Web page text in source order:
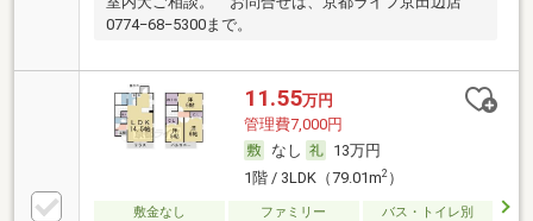
0774−68−5300まで。
11.55万円
管理費7,000円
なし
13万円
1階 / 3LDK（79.01m2）
敷金なし ファミリー
バス・トイレ別